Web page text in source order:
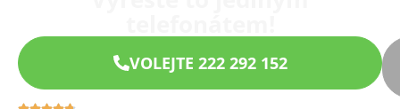
VOLEJTE 222 292 152